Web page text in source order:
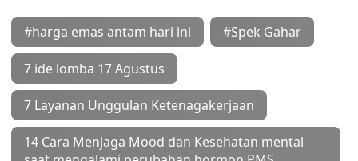
#harga emas antam hari ini #Spek Gahar
7 ide lomba 17 Agustus
7 Layanan Unggulan Ketenagakerjaan
14 Cara Menjaga Mood dan Kesehatan mental